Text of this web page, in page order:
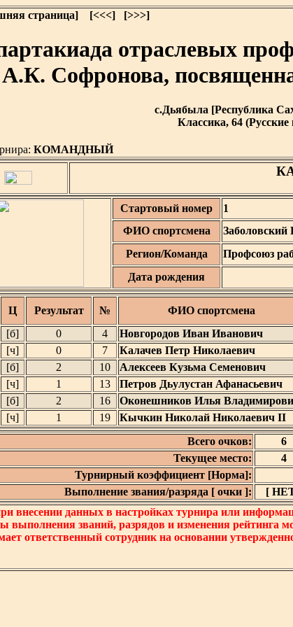
страница] [<<<] [>>>]
отраслевых
А.К. Софронова,
с.Дьябыла [Республика
Классика, 64
КОМАНДНЫЙ
Стартовый номер 1
ФИО спортсмена
Заболовский
Регион/Команда
Профсоюз
Дата рождения
Ц Результат № ФИО спортсмена
[б] 0 4 Новгородов Иван Иванович
[ч] 0 7 Калачев Петр Николаевич
[б] 2 10 Алексеев Кузьма Семенович
[ч] 1 13 Петров Дьулустан Афанасьевич
[б] 2 16 Оконешников Илья
[ч] 1 19 Кычкин Николай Николаевич II
Всего очков:
6
Текущее место:
4
Турнирный коэффициент [Норма]:
Выполнение звания/разряда [ очки ]:
[
внесении данных в настройках турнира или
выполнения званий, разрядов и изменения рейтинга
ответственный сотрудник на основании